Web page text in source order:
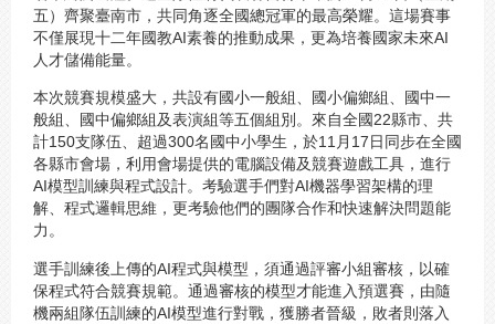
五）齊聚臺南市，共同角逐全國總冠軍的最高榮耀。這場賽事
不僅展現十二年國教AI素養的推動成果，更為培養國家未來AI
人才儲備能量。
本次競賽規模盛大，共設有國小一般組、國小偏鄉組、國中一
般組、國中偏鄉組及表演組等五個組別。來自全國22縣市、共
計150支隊伍、超過300名國中小學生，於11月17日同步在全國
各縣市會場，利用會場提供的電腦設備及競賽遊戲工具，進行
AI模型訓練與程式設計。考驗選手們對AI機器學習架構的理
解、程式邏輯思維，更考驗他們的團隊合作和快速解決問題能
力。
選手訓練後上傳的AI程式與模型，須通過評審小組審核，以確
保程式符合競賽規範。通過審核的模型才能進入預選賽，由隨
機兩組隊伍訓練的AI模型進行對戰，獲勝者晉級，敗者則落入